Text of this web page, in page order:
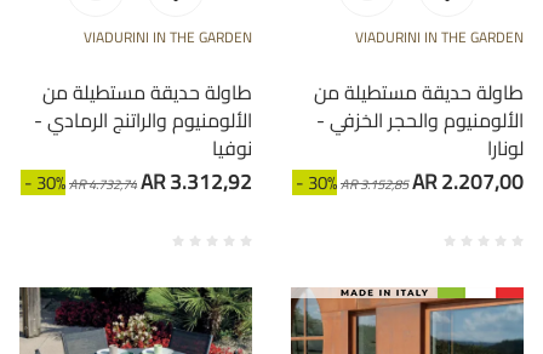
VIADURINI IN THE GARDEN
طاولة حديقة مستطيلة من
الألومنيوم والراتنج الرمادي -
نوفيا
- 30%AR 4.732,74AR 3.312,92
VIADURINI IN THE GARDEN
طاولة حديقة مستطيلة من
الألومنيوم والحجر الخزفي -
لونارا
- 30%AR 3.152,85AR 2.207,00